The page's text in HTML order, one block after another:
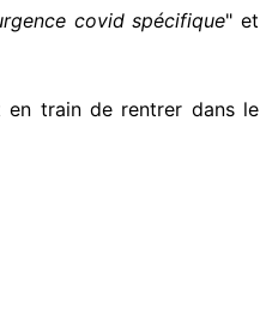
covid spécifique" et
en train de rentrer dans le